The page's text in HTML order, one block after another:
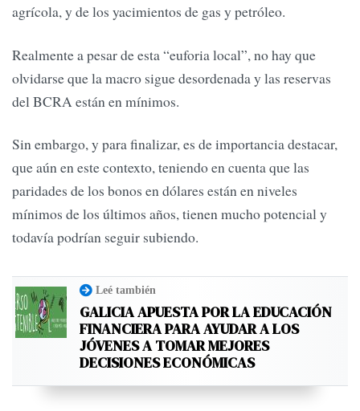
agrícola, y de los yacimientos de gas y petróleo.
Realmente a pesar de esta “euforia local”, no hay que
olvidarse que la macro sigue desordenada y las reservas
del BCRA están en mínimos.
Sin embargo, y para finalizar, es de importancia destacar,
que aún en este contexto, teniendo en cuenta que las
paridades de los bonos en dólares están en niveles
mínimos de los últimos años, tienen mucho potencial y
todavía podrían seguir subiendo.
Leé también
GALICIA APUESTA POR LA EDUCACIÓN
FINANCIERA PARA AYUDAR A LOS
JÓVENES A TOMAR MEJORES
DECISIONES ECONÓMICAS